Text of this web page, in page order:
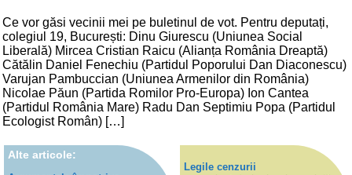
Ce vor găsi vecinii mei pe buletinul de vot. Pentru deputați,
colegiul 19, București: Dinu Giurescu (Uniunea Social
Liberală) Mircea Cristian Raicu (Alianța România Dreaptă)
Cătălin Daniel Fenechiu (Partidul Poporului Dan Diaconescu)
Varujan Pambuccian (Uniunea Armenilor din România)
Nicolae Păun (Partida Romilor Pro-Europa) Ion Cantea
(Partidul România Mare) Radu Dan Septimiu Popa (Partidul
Ecologist Român) […]
Alte articole:
Legile cenzurii